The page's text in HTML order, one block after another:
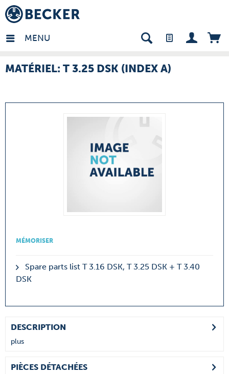
MENU
- FR
MATÉRIEL: T 3.25 DSK (INDEX A)
MÉMORISER
Spare parts list T 3.16 DSK, T 3.25 DSK + T 3.40
DSK
DESCRIPTION
plus
PIÈCES DÉTACHÉES